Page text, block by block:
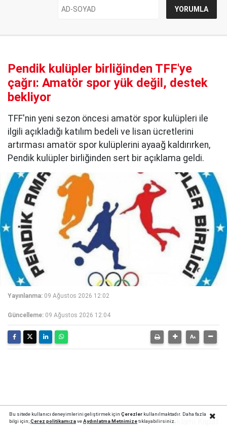
Pendik kulüpler birliğinden TFF'ye
çağrı: Amatör spor yük değil, destek
bekliyor
TFF'nin yeni sezon öncesi amatör spor kulüpleri ile
ilgili açıkladığı katılım bedeli ve lisan ücretlerini
artırması amatör spor kulüplerini ayaağ kaldırırken,
Pendik kulüpler birliğinden sert bir açıklama geldi.
Yayınlanma: 09 Ağustos 2026 12:02
Güncelleme: 09 Ağustos 2026 12:04
Bu sitede kullanıcı deneyimlerini geliştirmek için Çerezlerkullanılmaktadır. Daha fazla
bilgi için;Çerez politikamızaveAydınlatma Metnimizetıklayabilirsiniz.Reklamı Kapat